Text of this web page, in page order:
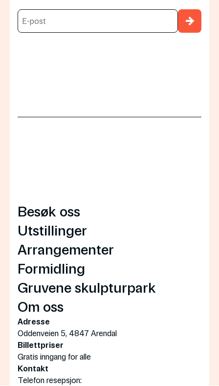
→
Besøk oss
Utstillinger
Arrangementer
Formidling
Gruvene skulpturpark
Om oss
Adresse
Oddenveien 5, 4847 Arendal
Billettpriser
Gratis inngang for alle
Kontakt
Telefon resepsjon: